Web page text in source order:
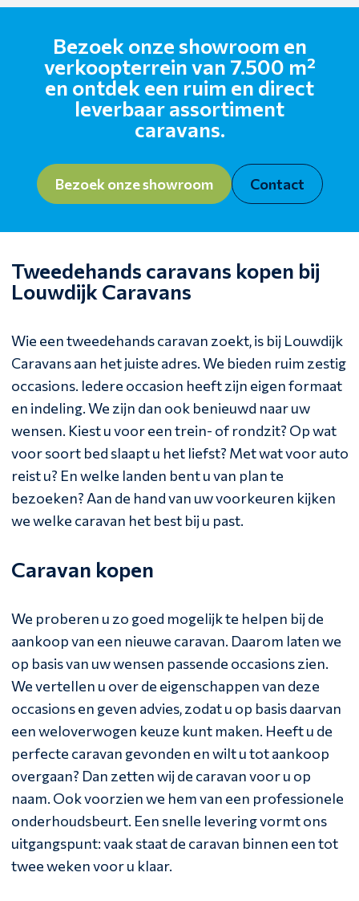
Bezoek onze showroom en
verkoopterrein van 7.500 m²
en ontdek een ruim en direct
leverbaar assortiment
caravans.
Bezoek onze showroom Contact
Tweedehands caravans kopen bij
Louwdijk Caravans
Wie een tweedehands caravan zoekt, is bij Louwdijk
Caravans aan het juiste adres. We bieden ruim zestig
occasions. Iedere occasion heeft zijn eigen formaat
en indeling. We zijn dan ook benieuwd naar uw
wensen. Kiest u voor een trein- of rondzit? Op wat
voor soort bed slaapt u het liefst? Met wat voor auto
reist u? En welke landen bent u van plan te
bezoeken? Aan de hand van uw voorkeuren kijken
we welke caravan het best bij u past.
Caravan kopen
We proberen u zo goed mogelijk te helpen bij de
aankoop van een nieuwe caravan. Daarom laten we
op basis van uw wensen passende occasions zien.
We vertellen u over de eigenschappen van deze
occasions en geven advies, zodat u op basis daarvan
een weloverwogen keuze kunt maken. Heeft u de
perfecte caravan gevonden en wilt u tot aankoop
overgaan? Dan zetten wij de caravan voor u op
naam. Ook voorzien we hem van een professionele
onderhoudsbeurt. Een snelle levering vormt ons
uitgangspunt: vaak staat de caravan binnen een tot
twee weken voor u klaar.